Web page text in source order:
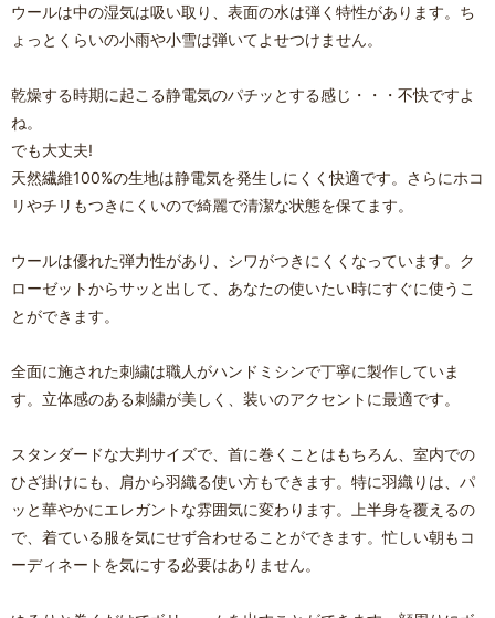
ウールは中の湿気は吸い取り、表面の水は弾く特性があります。ち
ょっとくらいの小雨や小雪は弾いてよせつけません。
乾燥する時期に起こる静電気のパチッとする感じ・・・不快ですよ
ね。
でも大丈夫!
天然繊維100%の生地は静電気を発生しにくく快適です。さらにホコ
リやチリもつきにくいので綺麗で清潔な状態を保てます。
ウールは優れた弾力性があり、シワがつきにくくなっています。ク
ローゼットからサッと出して、あなたの使いたい時にすぐに使うこ
とができます。
全面に施された刺繍は職人がハンドミシンで丁寧に製作していま
す。立体感のある刺繍が美しく、装いのアクセントに最適です。
スタンダードな大判サイズで、首に巻くことはもちろん、室内での
ひざ掛けにも、肩から羽織る使い方もできます。特に羽織りは、パ
ッと華やかにエレガントな雰囲気に変わります。上半身を覆えるの
で、着ている服を気にせず合わせることができます。忙しい朝もコ
ーディネートを気にする必要はありません。